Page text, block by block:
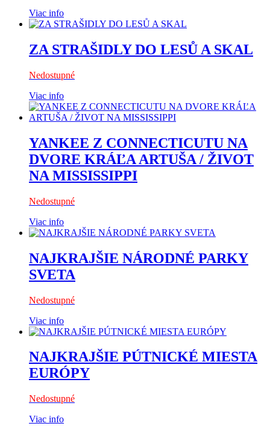
Viac info
ZA STRAŠIDLY DO LESŮ A SKAL
Nedostupné
Viac info
YANKEE Z CONNECTICUTU NA
DVORE KRÁĽA ARTUŠA / ŽIVOT
NA MISSISSIPPI
Nedostupné
Viac info
NAJKRAJŠIE NÁRODNÉ PARKY
SVETA
Nedostupné
Viac info
NAJKRAJŠIE PÚTNICKÉ MIESTA
EURÓPY
Nedostupné
Viac info